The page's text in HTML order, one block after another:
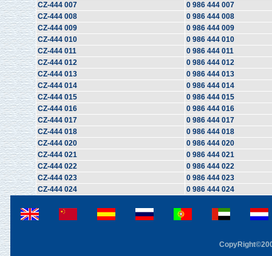
CZ-444 007
0 986 444 007
CZ-444 008
0 986 444 008
CZ-444 009
0 986 444 009
CZ-444 010
0 986 444 010
CZ-444 011
0 986 444 011
CZ-444 012
0 986 444 012
CZ-444 013
0 986 444 013
CZ-444 014
0 986 444 014
CZ-444 015
0 986 444 015
CZ-444 016
0 986 444 016
CZ-444 017
0 986 444 017
CZ-444 018
0 986 444 018
CZ-444 020
0 986 444 020
CZ-444 021
0 986 444 021
CZ-444 022
0 986 444 022
CZ-444 023
0 986 444 023
CZ-444 024
0 986 444 024